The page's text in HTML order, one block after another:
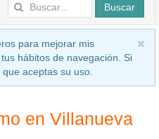
Buscar
para mejorar mis
hábitos de navegación. Si
aceptas su uso.
en Villanueva